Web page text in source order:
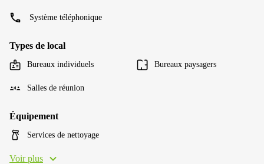
Système téléphonique
Types de local
Bureaux individuels Bureaux paysagers
Salles de réunion
Équipement
Services de nettoyage
Voir plus